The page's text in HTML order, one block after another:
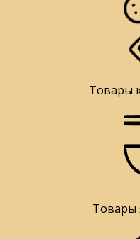
Товары
Товары